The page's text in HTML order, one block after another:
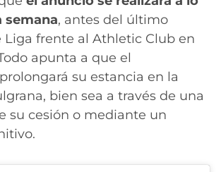
semana, antes del último
Liga frente al Athletic Club en
apunta a que el
su estancia en la
bien sea a través de una
su cesión o mediante un